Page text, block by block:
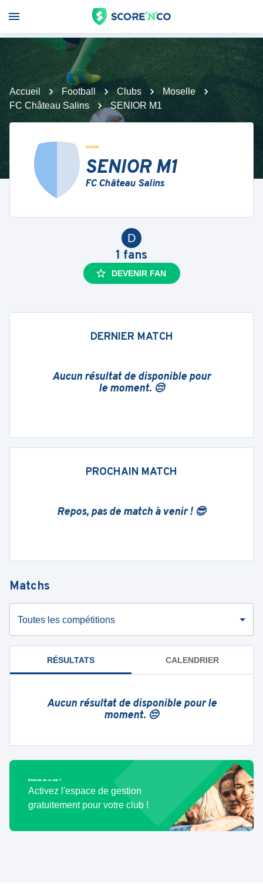
Accueil Football Clubs
Moselle
FC Château Salins
SENIOR M1
SENIOR M1
FC Château Salins
D
1 fans
DEVENIR FAN
DERNIER MATCH
Aucun résultat de disponible pour
le moment. 😔
PROCHAIN MATCH
Repos, pas de match à venir ! 😎
Matchs
Toutes les compétitions
RÉSULTATS CALENDRIER
Aucun résultat de disponible pour le
moment. 😔
Bénévole de ce club ?
Activez l'espace de gestion
gratuitement pour votre club !